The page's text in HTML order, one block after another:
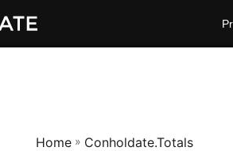
Home » Conholdate.Totals